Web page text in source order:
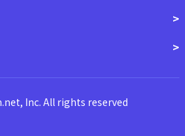
Inc. All rights reserved